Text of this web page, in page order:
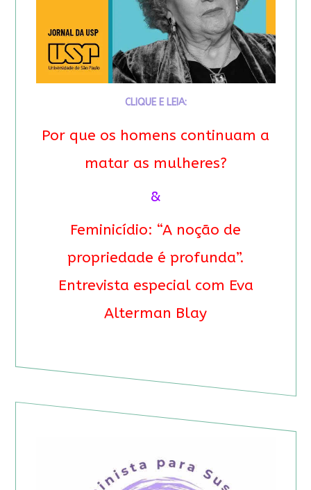
CLIQUE E LEIA:
Por que os homens continuam a
matar as mulheres?
&
Feminicídio: “A noção de
propriedade é profunda”.
Entrevista especial com Eva
Alterman Blay